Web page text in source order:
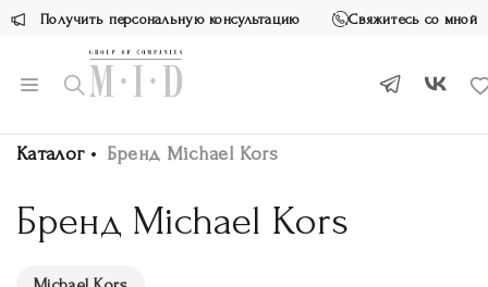
Получить персональную консультацию Свяжитесь со мной
Каталог Бренд Michael Kors
Бренд Michael Kors